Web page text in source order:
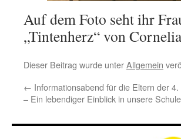
Auf dem Foto seht ihr
„Tintenherz“ von
Dieser Beitrag wurde unterAllgemein
← Informationsabend für die Eltern der 4.
– Ein lebendiger Einblick in unsere Schule